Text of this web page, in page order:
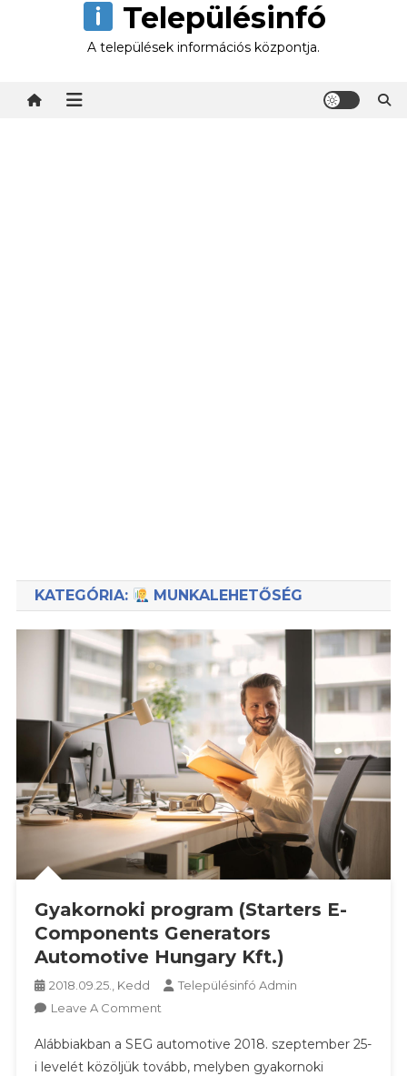
Településinfó
A települések információs központja.
KATEGÓRIA: MUNKALEHETŐSÉG
Gyakornoki program (Starters E-
Components Generators
Automotive Hungary Kft.)
2018.09.25., Kedd
Településinfó Admin
Leave A CommentOn
Program
(Starters
Alábbiakban a SEG automotive 2018. szeptember 25-
i levelét közöljük tovább, melyben gyakornoki